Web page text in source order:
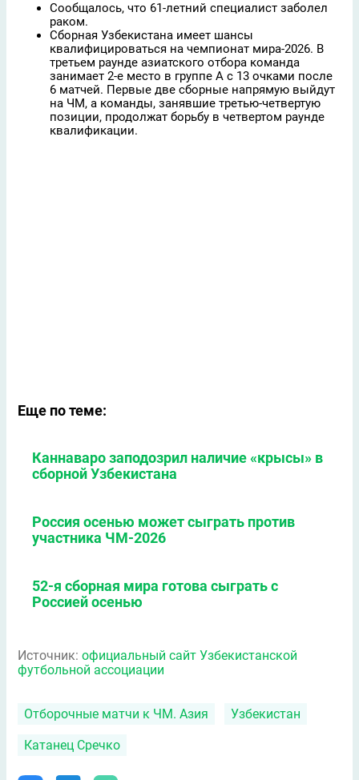
Сообщалось, что 61-летний специалист заболел
раком.
Сборная Узбекистана имеет шансы
квалифицироваться на чемпионат мира-2026. В
третьем раунде азиатского отбора команда
занимает 2-е место в группе A c 13 очками после
6 матчей. Первые две сборные напрямую выйдут
на ЧМ, а команды, занявшие третью-четвертую
позиции, продолжат борьбу в четвертом раунде
квалификации.
Еще по теме:
Каннаваро заподозрил наличие «крысы» в
сборной Узбекистана
Россия осенью может сыграть против
участника ЧМ-2026
52-я сборная мира готова сыграть с
Россией осенью
Источник: официальный сайт Узбекистанской
футбольной ассоциации
Отборочные матчи к ЧМ. Азия Узбекистан
Катанец Сречко